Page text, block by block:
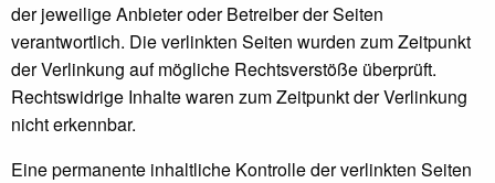
der jeweilige Anbieter oder Betreiber der Seiten
verantwortlich. Die verlinkten Seiten wurden zum Zeitpunkt
der Verlinkung auf mögliche Rechtsverstöße überprüft.
Rechtswidrige Inhalte waren zum Zeitpunkt der Verlinkung
nicht erkennbar.
Eine permanente inhaltliche Kontrolle der verlinkten Seiten